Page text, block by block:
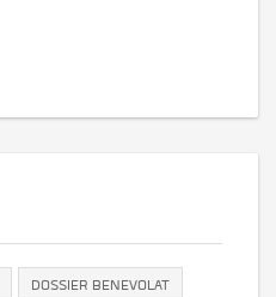
DOSSIER BENEVOLAT